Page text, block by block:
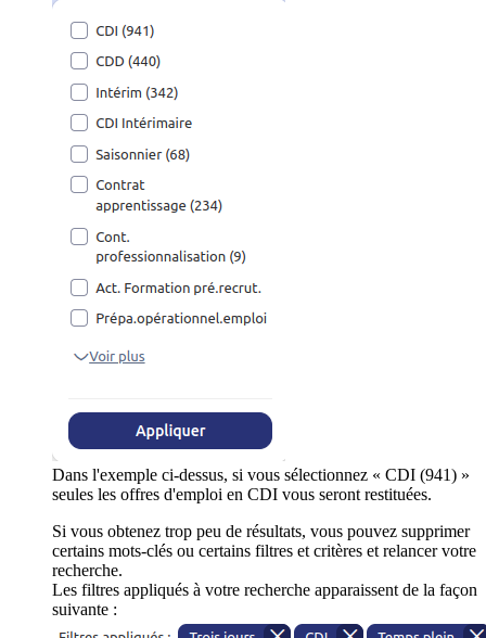
Dans l'exemple ci-dessus, si vous sélectionnez « CDI (941) »
seules les offres d'emploi en CDI vous seront restituées.
Si vous obtenez trop peu de résultats, vous pouvez supprimer
certains mots-clés ou certains filtres et critères et relancer votre
recherche.
Les filtres appliqués à votre recherche apparaissent de la façon
suivante :